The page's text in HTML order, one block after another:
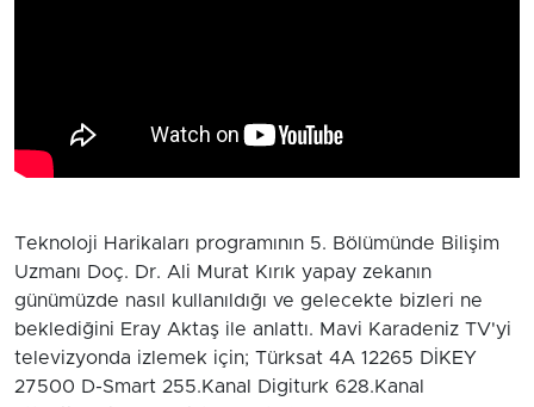
Teknoloji Harikaları programının 5. Bölümünde Bilişim
Uzmanı Doç. Dr. Ali Murat Kırık yapay zekanın
günümüzde nasıl kullanıldığı ve gelecekte bizleri ne
beklediğini Eray Aktaş ile anlattı. Mavi Karadeniz TV'yi
televizyonda izlemek için; Türksat 4A 12265 DİKEY
27500 D-Smart 255.Kanal Digiturk 628.Kanal